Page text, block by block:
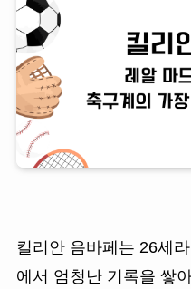
킬리안 음바페는 26세
에서 엄청난 기록을 쌓